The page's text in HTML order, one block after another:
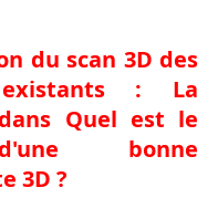
du scan 3D des
existants : La
Quel est le
bonne
3D ?